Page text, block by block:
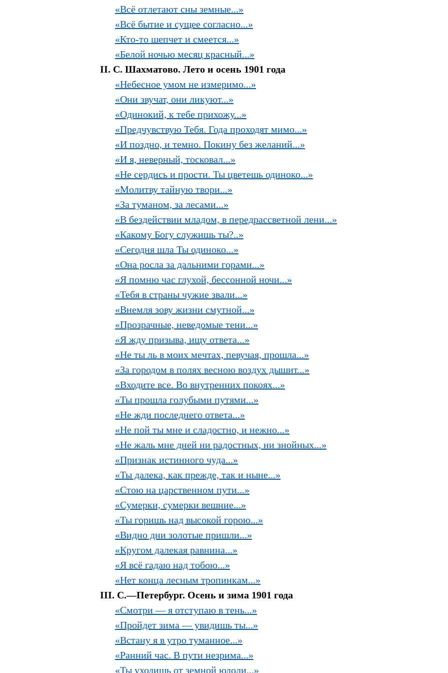
«Всё отлетают сны земные...»
«Всё бытие и сущее согласно...»
«Кто-то шепчет и смеется...»
«Белой ночью месяц красный...»
II. С. Шахматово. Лето и осень 1901 года
«Небесное умом не измеримо...»
«Они звучат, они ликуют...»
«Одинокий, к тебе прихожу...»
«Предчувствую Тебя. Года проходят мимо...»
«И поздно, и темно. Покину без желаний...»
«И я, неверный, тосковал...»
«Не сердись и прости. Ты цветешь одиноко...»
«Молитву тайную твори...»
«За туманом, за лесами...»
«В бездействии младом, в передрассветной лени...»
«Какому Богу служишь ты?..»
«Сегодня шла Ты одиноко...»
«Она росла за дальними горами...»
«Я помню час глухой, бессонной ночи...»
«Тебя в страны чужие звали...»
«Внемля зову жизни смутной...»
«Прозрачные, неведомые тени...»
«Я жду призыва, ищу ответа...»
«Не ты ль в моих мечтах, певучая, прошла...»
«За городом в полях весною воздух дышит...»
«Входите все. Во внутренних покоях...»
«Ты прошла голубыми путями...»
«Не жди последнего ответа...»
«Не пой ты мне и сладостно, и нежно...»
«Не жаль мне дней ни радостных, ни знойных...»
«Признак истинного чуда...»
«Ты далека, как прежде, так и ныне...»
«Стою на царственном пути...»
«Сумерки, сумерки вешние...»
«Ты горишь над высокой горою...»
«Видно дни золотые пришли...»
«Кругом далекая равнина...»
«Я всё гадаю над тобою...»
«Нет конца лесным тропинкам...»
III. С.—Петербург. Осень и зима 1901 года
«Смотри — я отступаю в тень...»
«Пройдет зима — увидишь ты...»
«Встану я в утро туманное...»
«Ранний час. В пути незрима...»
«Ты уходишь от земной юдоли...»